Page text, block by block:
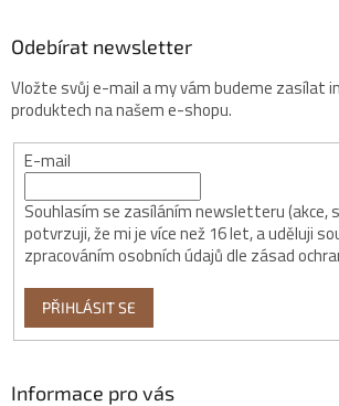
Odebírat newsletter
Vložte svůj e-mail a my vám budeme zasílat
produktech na našem e-shopu.
E-mail
Souhlasím se zasíláním newsletteru (akce,
potvrzuji, že mi je více než 16 let, a uděluji
zpracováním osobních údajů dle zásad
PŘIHLÁSIT SE
Informace pro vás